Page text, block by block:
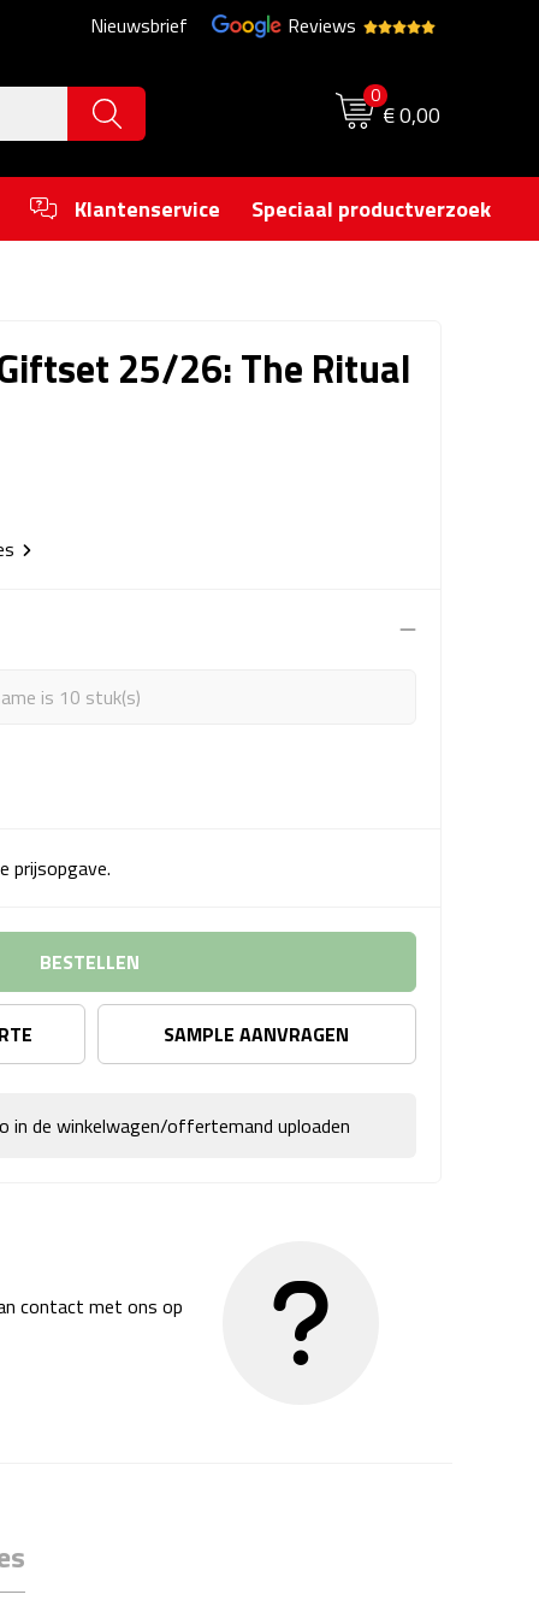
Nieuwsbrief Reviews
0
€ 0,00
Klantenservice Speciaal productverzoek
25/26: The Ritual
is 10 stuk(s)
prijsopgave.
BESTELLEN
SAMPLE AANVRAGEN
in de winkelwagen/offertemand uploaden
contact met ons op